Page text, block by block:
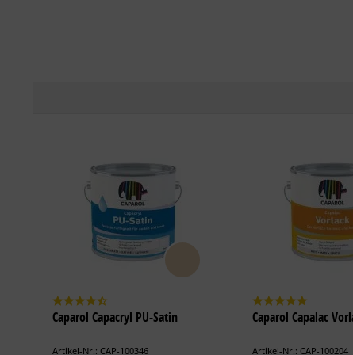
Caparol Capacryl PU-Satin
Artikel-Nr.: CAP-100346
Caparol Capalac
Artikel-Nr.: CAP-100204